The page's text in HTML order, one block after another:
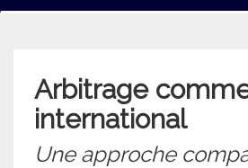
Arbitrage
international
Une approche